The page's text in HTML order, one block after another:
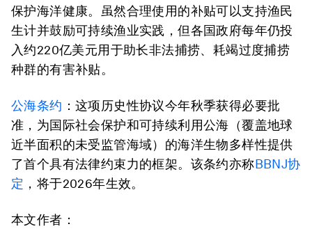
保护海洋健康。虽然合理使用的补贴可以支持渔民
生计并鼓励可持续渔业实践，但各国政府每年仍投
入约220亿美元用于助长非法捕捞、耗竭过度捕捞
种群的有害补贴。
公海条约 ：这项历史性协议今年秋季获得必要批
准，为国际社会保护和可持续利用公海（覆盖地球
近半面积的未受监管海域）的海洋生物多样性提供
了首个具有法律约束力的框架。该条约亦称BBNJ协
定 ，将于2026年生效。
本文作者：